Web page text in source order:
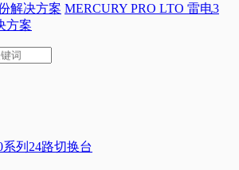
解决方案 MERCURY PRO LTO 雷电3
方案